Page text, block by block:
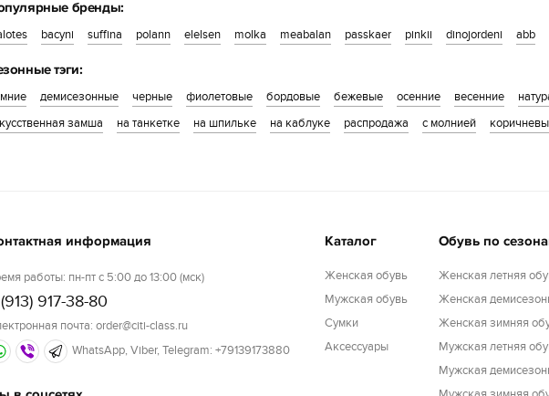
бренды:
bacyni suffina polann elelsen molka meabalan passkaer pinkii dinojordeni abb
тэги:
демисезонные черные фиолетовые бордовые бежевые осенние весенние
замша
на танкетке на шпильке на каблуке распродажа с молнией
информация
работы: пн-пт с 5:00 до 13:00 (мск)
917-38-80
почта: order@citi-class.ru
WhatsApp, Viber, Telegram: +79139173880
Каталог
Женская обувь
Мужская обувь
Cумки
Аксессуары
Обувь по
Женская летняя
Женская
Женская зимняя
Мужская летняя
Мужская